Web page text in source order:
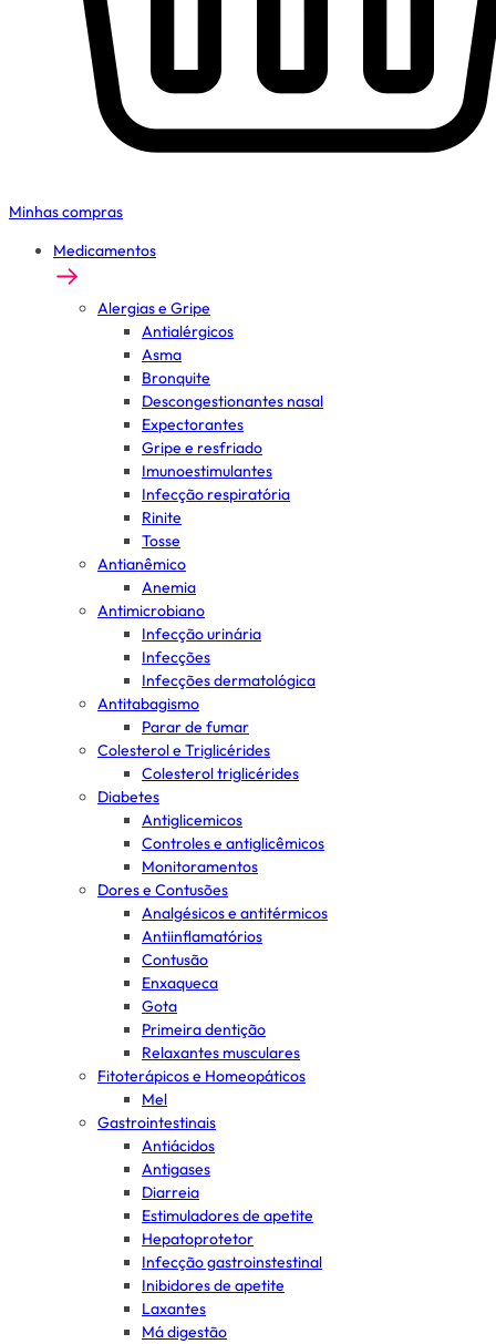
Minhas compras
Medicamentos
Alergias e Gripe
Antialérgicos
Asma
Bronquite
Descongestionantes nasal
Expectorantes
Gripe e resfriado
Imunoestimulantes
Infecção respiratória
Rinite
Tosse
Antianêmico
Anemia
Antimicrobiano
Infecção urinária
Infecções
Infecções dermatológica
Antitabagismo
Parar de fumar
Colesterol e Triglicérides
Colesterol triglicérides
Diabetes
Antiglicemicos
Controles e antiglicêmicos
Monitoramentos
Dores e Contusões
Analgésicos e antitérmicos
Antiinflamatórios
Contusão
Enxaqueca
Gota
Primeira dentição
Relaxantes musculares
Fitoterápicos e Homeopáticos
Mel
Gastrointestinais
Antiácidos
Antigases
Diarreia
Estimuladores de apetite
Hepatoprotetor
Infecção gastroinstestinal
Inibidores de apetite
Laxantes
Má digestão